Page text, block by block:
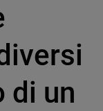
di un